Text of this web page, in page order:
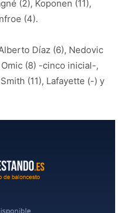
(2), Koponen (11),
(4).
Díaz (6), Nedovic
(8) -cinco inicial-,
(11), Lafayette (-) y